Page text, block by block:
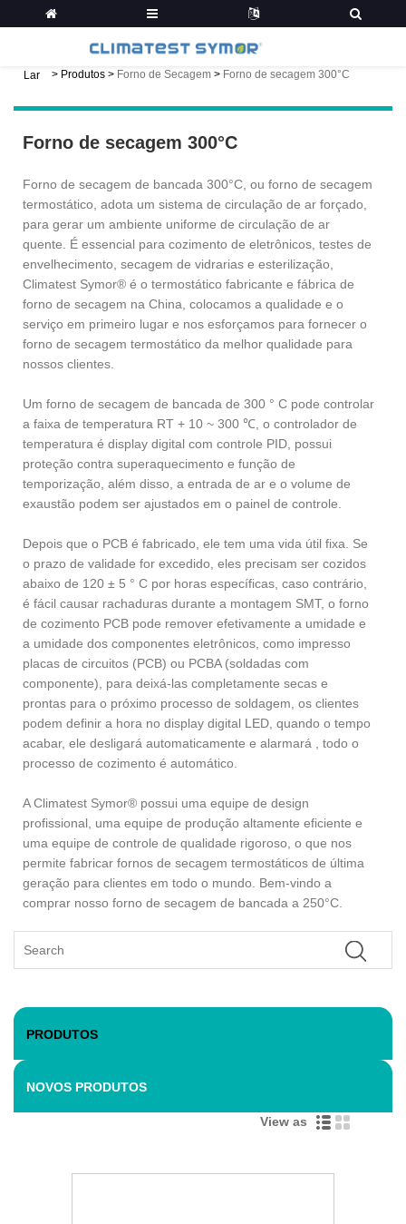
Lar > Produtos > Forno de Secagem > Forno de secagem 300°C
Forno de secagem 300°C
Forno de secagem de bancada 300°C, ou forno de secagem
termostático, adota um sistema de circulação de ar forçado,
para gerar um ambiente uniforme de circulação de ar
quente. É essencial para cozimento de eletrônicos, testes de
envelhecimento, secagem de vidrarias e esterilização,
Climatest Symor® é o termostático fabricante e fábrica de
forno de secagem na China, colocamos a qualidade e o
serviço em primeiro lugar e nos esforçamos para fornecer o
forno de secagem termostático da melhor qualidade para
nossos clientes.
Um forno de secagem de bancada de 300 ° C pode controlar
a faixa de temperatura RT + 10 ~ 300 ℃, o controlador de
temperatura é display digital com controle PID, possui
proteção contra superaquecimento e função de
temporização, além disso, a entrada de ar e o volume de
exaustão podem ser ajustados em o painel de controle.
Depois que o PCB é fabricado, ele tem uma vida útil fixa. Se
o prazo de validade for excedido, eles precisam ser cozidos
abaixo de 120 ± 5 ° C por horas específicas, caso contrário,
é fácil causar rachaduras durante a montagem SMT, o forno
de cozimento PCB pode remover efetivamente a umidade e
a umidade dos componentes eletrônicos, como impresso
placas de circuitos (PCB) ou PCBA (soldadas com
componente), para deixá-las completamente secas e
prontas para o próximo processo de soldagem, os clientes
podem definir a hora no display digital LED, quando o tempo
acabar, ele desligará automaticamente e alarmará , todo o
processo de cozimento é automático.
A Climatest Symor® possui uma equipe de design
profissional, uma equipe de produção altamente eficiente e
uma equipe de controle de qualidade rigoroso, o que nos
permite fabricar fornos de secagem termostáticos de última
geração para clientes em todo o mundo. Bem-vindo a
comprar nosso forno de secagem de bancada a 250°C.
PRODUTOS
NOVOS PRODUTOS
View as